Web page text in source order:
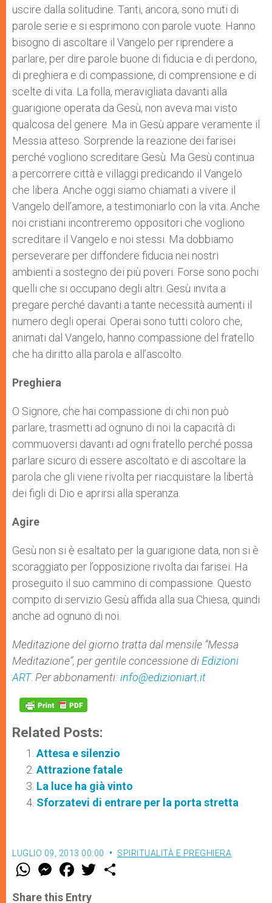
uscire dalla solitudine. Tanti, ancora, sono muti di
parole serie e si esprimono con parole vuote. Hanno
bisogno di ascoltare il Vangelo per riprendere a
parlare, per dire parole buone di fiducia e di perdono,
di preghiera e di compassione, di comprensione e di
scelte di vita. La folla, meravigliata davanti alla
guarigione operata da Gesù, non aveva mai visto
qualcosa del genere. Ma in Gesù appare veramente il
Messia atteso. Sorprende la reazione dei farisei
perché vogliono screditare Gesù. Ma Gesù continua
a percorrere città e villaggi predicando il Vangelo
che libera. Anche oggi siamo chiamati a vivere il
Vangelo dell’amore, a testimoniarlo con la vita. Anche
noi cristiani incontreremo oppositori che vogliono
screditare il Vangelo e noi stessi. Ma dobbiamo
perseverare per diffondere fiducia nei nostri
ambienti a sostegno dei più poveri. Forse sono pochi
quelli che si occupano degli altri. Gesù invita a
pregare perché davanti a tante necessità aumenti il
numero degli operai. Operai sono tutti coloro che,
animati dal Vangelo, hanno compassione del fratello
che ha diritto alla parola e all’ascolto.
Preghiera
O Signore, che hai compassione di chi non può
parlare, trasmetti ad ognuno di noi la capacità di
commuoversi davanti ad ogni fratello perché possa
parlare sicuro di essere ascoltato e di ascoltare la
parola che gli viene rivolta per riacquistare la libertà
dei figli di Dio e aprirsi alla speranza.
Agire
Gesù non si è esaltato per la guarigione data, non si è
scoraggiato per l’opposizione rivolta dai farisei. Ha
proseguito il suo cammino di compassione. Questo
compito di servizio Gesù affida alla sua Chiesa, quindi
anche ad ognuno di noi.
Meditazione del giorno tratta dal mensile “Messa
Meditazione”, per gentile concessione di Edizioni
ART. Per abbonamenti: info@edizioniart.it
Related Posts:
Attesa e silenzio
Attrazione fatale
La luce ha già vinto
Sforzatevi di entrare per la porta stretta
LUGLIO 09, 2013 00:00 SPIRITUALITÀ E PREGHIERA
W
t
M
e
s
F
a
e
w
Share this Entry